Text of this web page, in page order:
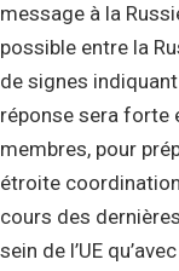
message à la
possible entre la
de signes
réponse sera forte
membres, pour
étroite
cours des
sein de l’UE